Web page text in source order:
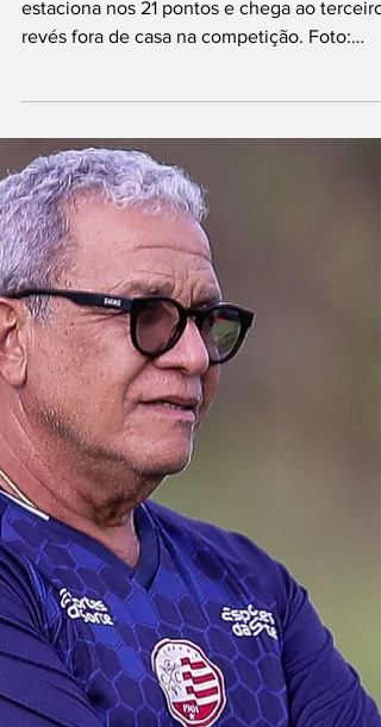
o Z-4 diminuir na
estaciona nos 21 pontos e chega ao terceiro
revés fora de casa na competição. Foto:
Kléber Soares/Esp. NE45 O Náutico voltou a
tropeçar na Série B do Campeonato
Brasileiro. Na noite desta quinta-feira (16), o
Timbu foi derrotado pelo CRB por 2 a 1, no
Estádio Rei Pelé, em Maceió, resultado que
fez a equipe alvirrubra perder posições na
tabela de classificação e ficar a apenas três
pontos da zona de rebaixamento. A equipe
comandada por